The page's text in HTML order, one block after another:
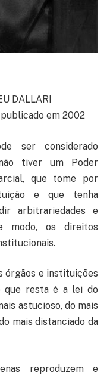
DALLARI
em 2002
ser considerado
tiver um Poder
que tome por
e que tenha
arbitrariedades e
modo, os direitos
órgãos e instituições
que resta é a lei do
astucioso, do mais
mais distanciado da
reproduzem e